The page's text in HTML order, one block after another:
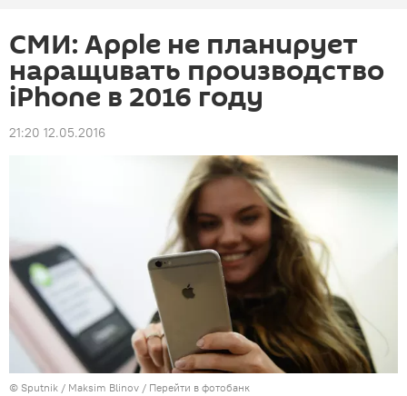
СМИ: Apple не планирует
наращивать производство
iPhone в 2016 году
21:20 12.05.2016
© Sputnik / Maksim Blinov / Перейти в фотобанк